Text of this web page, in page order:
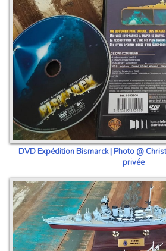
DVD Expédition Bismarck | Photo @
privée